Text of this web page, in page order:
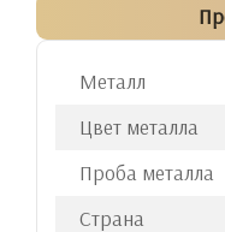
Металл
Цвет металла
Проба металла
Страна